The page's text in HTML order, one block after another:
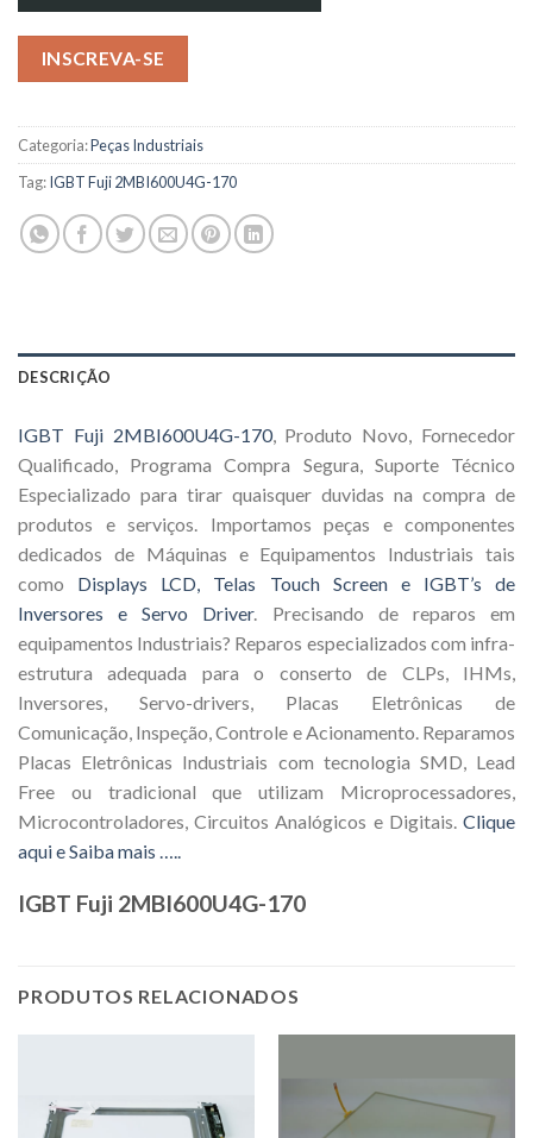
INSCREVA-SE
Categoria:Peças Industriais
Tag:IGBT Fuji 2MBI600U4G-170
DESCRIÇÃO
IGBT Fuji 2MBI600U4G-170, Produto Novo, Fornecedor
Qualificado, Programa Compra Segura, Suporte Técnico
Especializado para tirar quaisquer duvidas na compra de
produtos e serviços. Importamos peças e componentes
dedicados de Máquinas e Equipamentos Industriais tais
como Displays LCD, Telas Touch Screen e IGBT’s de
Inversores e Servo Driver. Precisando de reparos em
equipamentos Industriais? Reparos especializados com infra-
estrutura adequada para o conserto de CLPs, IHMs,
Inversores, Servo-drivers, Placas Eletrônicas de
Comunicação, Inspeção, Controle e Acionamento. Reparamos
Placas Eletrônicas Industriais com tecnologia SMD, Lead
Free ou tradicional que utilizam Microprocessadores,
Microcontroladores, Circuitos Analógicos e Digitais. Clique
aqui e Saiba mais …..
IGBT Fuji 2MBI600U4G-170
PRODUTOS RELACIONADOS